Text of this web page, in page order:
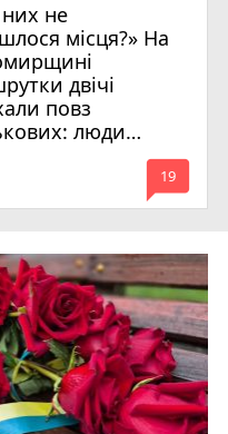
не
місця?» На
двічі
повз
люди
покаратиmode_comment
19